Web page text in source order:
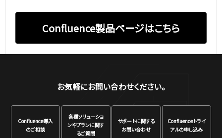
Confluence製品ページはこちら
お気軽にお問い合わせください。
Confluence導入
のご相談
各種ソリューショ
ンやプランに関す
るご質問
サポートに関する
お問い合わせ
Confluenceトライ
アルの申し込み